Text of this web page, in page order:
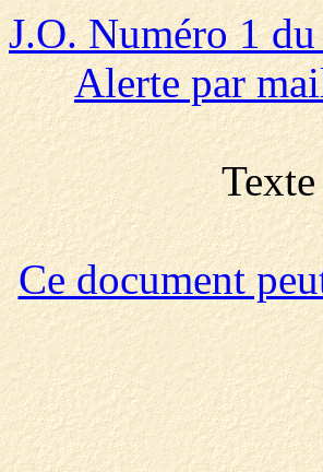
J.O. Numéro 1
Alerte par
Ce document